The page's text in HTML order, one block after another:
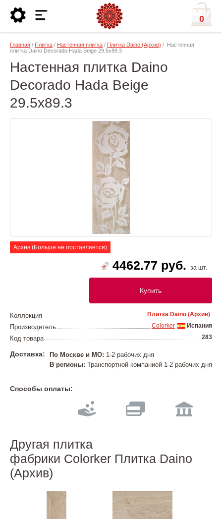
0
Главная / Плитка / Настенная плитка / Плитка Daino (Архив) / Настенная
плитка Daino Decorado Hada Beige 29.5x89.3
Настенная плитка Daino
Decorado Hada Beige
29.5x89.3
Архив (Больше не поставляется)
4462.77 руб. за шт.
Купить
Коллекция Плитка Daino (Архив)
Производитель Испания
Colorker
Код товара 283
Доставка: По Москве и МО: 1-2 рабочих дня
В регионы: Транспортной компанией 1-2 рабочих дня
Способы оплаты:
Другая плитка
фабрики Colorker Плитка Daino
(Архив)